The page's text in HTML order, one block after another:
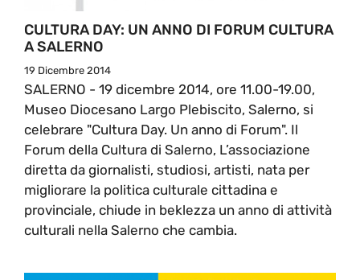
CULTURA DAY: UN ANNO DI FORUM CULTURA
A SALERNO
19 Dicembre 2014
SALERNO - 19 dicembre 2014, ore 11.00-19.00,
Museo Diocesano Largo Plebiscito, Salerno, si
celebrare "Cultura Day. Un anno di Forum". Il
Forum della Cultura di Salerno, L’associazione
diretta da giornalisti, studiosi, artisti, nata per
migliorare la politica culturale cittadina e
provinciale, chiude in beklezza un anno di attività
culturali nella Salerno che cambia.